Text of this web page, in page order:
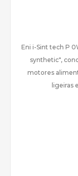
Eni i-Sint tech P
synthetic",
motores
ligeiras